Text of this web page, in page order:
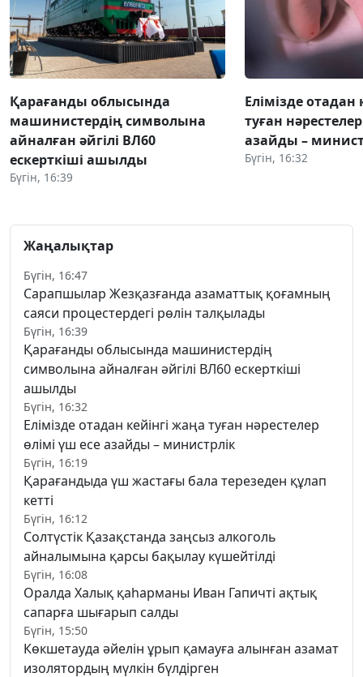
Қарағанды облысында
машинистердің символына
айналған әйгілі ВЛ60
ескерткіші ашылды
Бүгін, 16:39
Елімізде отадан
туған
азайды –
Бүгін, 16:32
Жаңалықтар
Бүгін, 16:47
Сарапшылар Жезқазғанда азаматтық қоғамның
саяси процестердегі рөлін талқылады
Бүгін, 16:39
Қарағанды облысында машинистердің
символына айналған әйгілі ВЛ60 ескерткіші
ашылды
Бүгін, 16:32
Елімізде отадан кейінгі жаңа туған нәрестелер
өлімі үш есе азайды – министрлік
Бүгін, 16:19
Қарағандыда үш жастағы бала терезеден құлап
кетті
Бүгін, 16:12
Солтүстік Қазақстанда заңсыз алкоголь
айналымына қарсы бақылау күшейтілді
Бүгін, 16:08
Оралда Халық қаһарманы Иван Гапичті ақтық
сапарға шығарып салды
Бүгін, 15:50
Көкшетауда әйелін ұрып қамауға алынған азамат
изолятордың мүлкін бүлдірген